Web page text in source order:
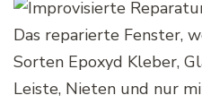
Das reparierte Fenster,
Sorten Epoxyd Kleber,
Leiste, Nieten und nur